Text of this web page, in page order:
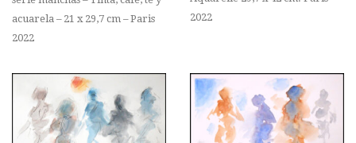
acuarela – 21 x 29,7 cm – Paris
2022
2022